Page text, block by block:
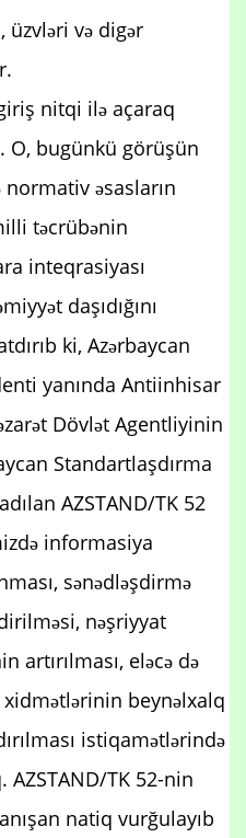
və digər
nitqi ilə açaraq
O, bugünkü görüşün
əsasların
təcrübənin
inteqrasiyası
daşıdığını
ki, Azərbaycan
yanında Antiinhisar
Dövlət Agentliyinin
Standartlaşdırma
AZSTAND/TK 52
informasiya
sənədləşdirmə
nəşriyyat
artırılması, eləcə də
beynəlxalq
istiqamətlərində
TK 52-nin
natiq vurğulayıb